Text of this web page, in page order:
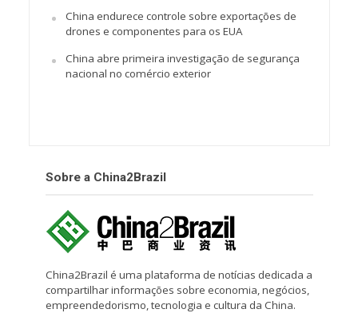
China endurece controle sobre exportações de
drones e componentes para os EUA
China abre primeira investigação de segurança
nacional no comércio exterior
Sobre a China2Brazil
China2Brazil é uma plataforma de notícias dedicada a
compartilhar informações sobre economia, negócios,
empreendedorismo, tecnologia e cultura da China.